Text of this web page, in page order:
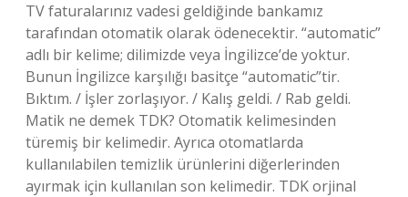
TV faturalarınız vadesi geldiğinde bankamız
tarafından otomatik olarak ödenecektir. “automatic”
adlı bir kelime; dilimizde veya İngilizce’de yoktur.
Bunun İngilizce karşılığı basitçe “automatic”tir.
Bıktım. / İşler zorlaşıyor. / Kalış geldi. / Rab geldi.
Matik ne demek TDK? Otomatik kelimesinden
türemiş bir kelimedir. Ayrıca otomatlarda
kullanılabilen temizlik ürünlerini diğerlerinden
ayırmak için kullanılan son kelimedir. TDK orjinal